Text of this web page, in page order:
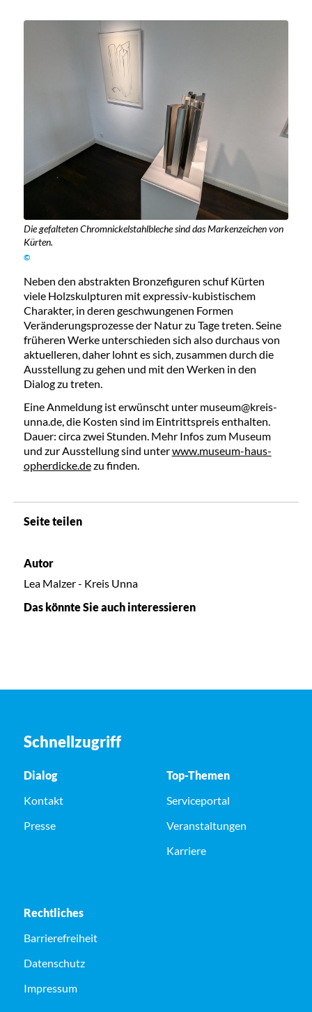
Die gefalteten Chromnickelstahlbleche sind das Markenzeichen von
Kürten.
©
Neben den abstrakten Bronzefiguren schuf Kürten
viele Holzskulpturen mit expressiv-kubistischem
Charakter, in deren geschwungenen Formen
Veränderungsprozesse der Natur zu Tage treten. Seine
früheren Werke unterschieden sich also durchaus von
aktuelleren, daher lohnt es sich, zusammen durch die
Ausstellung zu gehen und mit den Werken in den
Dialog zu treten.
Eine Anmeldung ist erwünscht unter museum@kreis-
unna.de, die Kosten sind im Eintrittspreis enthalten.
Dauer: circa zwei Stunden. Mehr Infos zum Museum
und zur Ausstellung sind unterwww.museum-haus-
opherdicke.dezu finden.
Seite teilen
Autor
Lea Malzer - Kreis Unna
Das könnte Sie auch interessieren
Schnellzugriff
Dialog
Kontakt
Presse
Top-Themen
Serviceportal
Veranstaltungen
Karriere
Rechtliches
Barrierefreiheit
Datenschutz
Impressum